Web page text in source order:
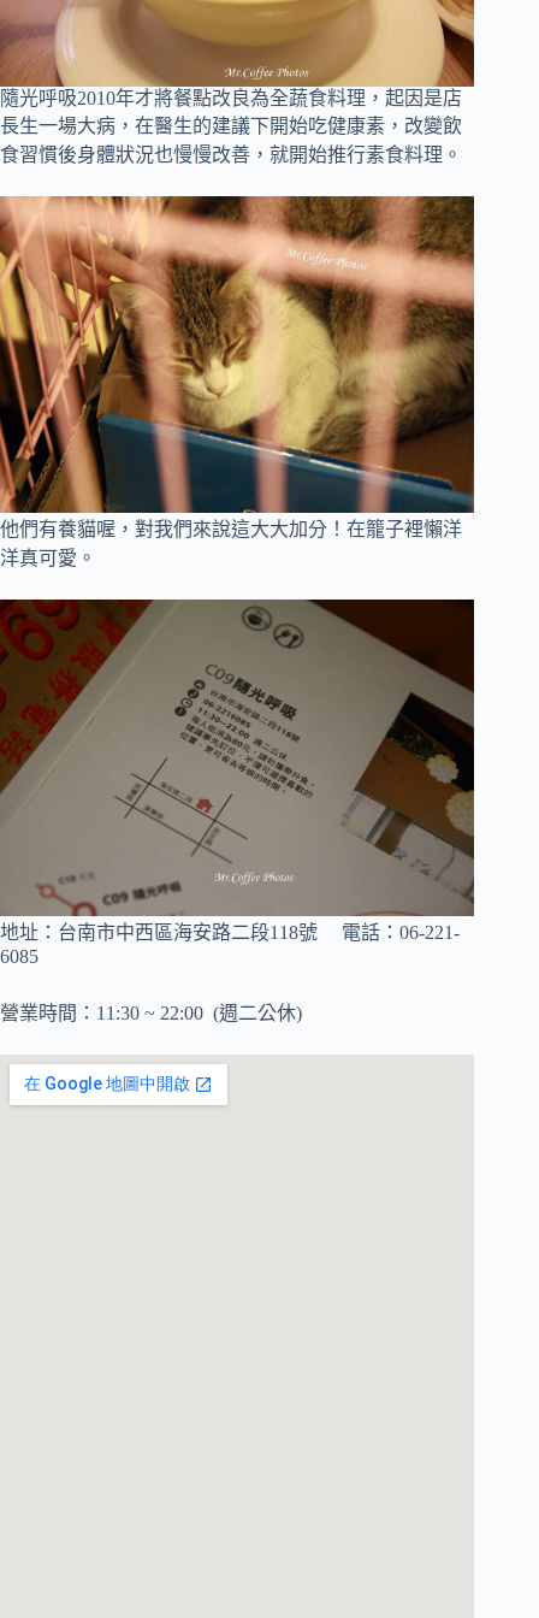
隨光呼吸2010年才將餐點改良為全蔬食料理， 起因是店
長生一場大病 ， 在醫生的建議下開始吃健康素， 改變飲
食習慣後身體狀況也慢慢改善，就開始推行素食料理 。
他們有養貓喔，對我們來說這大大加分！在籠子裡懶洋
洋真可愛 。
地址：台南市中西區海安路二段118號 電話： 06-221-
6085
營業時間：11:30 ~ 22:00 (週二公休)